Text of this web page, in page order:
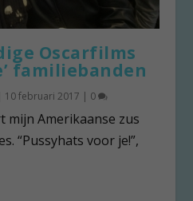
Oscarfilms
familiebanden
10 februari 2017 | 0
Amerikaanse zus
“Pussyhats voor je!”,